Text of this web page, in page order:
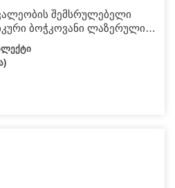
შემსრულებელი
ბოჭკოვანი ლაზერული